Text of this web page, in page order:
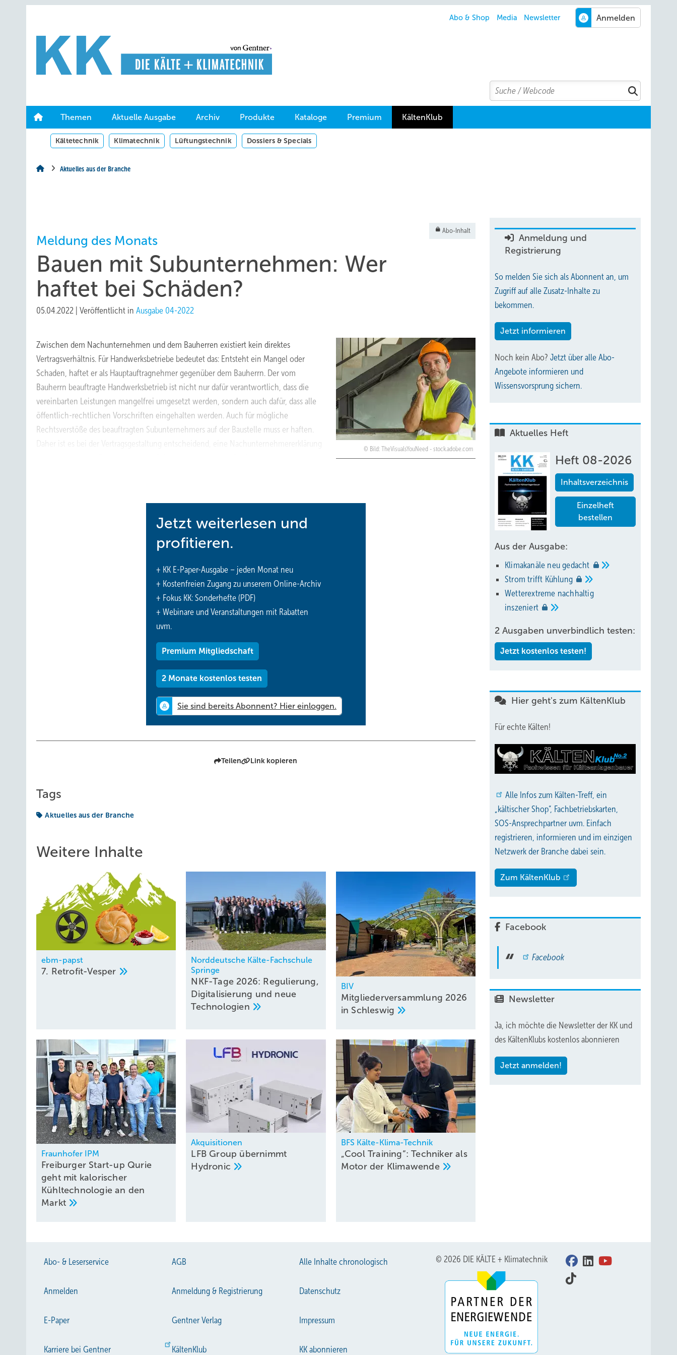
Hauptinhalt
Hauptmenü
Abo & Shop Media Newsletter
Search
Suchen
Themen Aktuelle Ausgabe Archiv Produkte Kataloge Premium KältenKlub
Kältetechnik Klimatechnik Lüftungstechnik Dossiers & Specials
Aktuelles aus der Branche
Abo-Inhalt
Meldung des Monats
Bauen mit Subunternehmen: Wer
haftet bei Schäden?
05.04.2022 Veröffentlicht in Ausgabe 04-2022
Bild: TheVisualsYouNeed - stock.adobe.com
Zwischen dem Nachunternehmen und dem Bauherren existiert kein direktes
Vertragsverhältnis. Für Handwerksbetriebe bedeutet das: Entsteht ein Mangel oder
Schaden, haftet er als Hauptauftragnehmer gegenüber dem Bauherrn. Der vom
Bauherrn beauftragte Handwerksbetrieb ist nicht nur dafür verantwortlich, dass die
vereinbarten Leistungen mangelfrei umgesetzt werden, sondern auch dafür, dass alle
öffentlich-rechtlichen Vorschriften eingehalten werden. Auch für mögliche
Rechtsverstöße des beauftragten Subunternehmers auf der Baustelle muss er haften.
Daher ist es bei der Vertragsgestaltung entscheidend, eine Nachunternehmererklärung
Jetzt weiterlesen und
profitieren.
+ KK E-Paper-Ausgabe – jeden Monat neu
+ Kostenfreien Zugang zu unserem Online-Archiv
+ Fokus KK: Sonderhefte (PDF)
+ Webinare und Veranstaltungen mit Rabatten
uvm.
Premium Mitgliedschaft
2 Monate kostenlos testen
Teilen Link kopieren
Tags
Aktuelles aus der Branche
Weitere Inhalte
ebm-papst
7. Retrofit-Vesper
Norddeutsche Kälte-Fachschule
Springe
NKF-Tage 2026: Regulierung,
Digitalisierung und neue
Technologien
BIV
Mitgliederversammlung 2026
in Schleswig
Fraunhofer IPM
Freiburger Start-up Qurie
geht mit kalorischer
Kühltechnologie an den
Markt
Akquisitionen
LFB Group übernimmt
Hydronic
BFS Kälte-Klima-Technik
„Cool Training“: Techniker als
Motor der Klimawende
Anmeldung und
Registrierung
So melden Sie sich als Abonnent an, um
Zugriff auf alle Zusatz-Inhalte zu
bekommen.
Jetzt informieren
Noch kein Abo? Jetzt über alle Abo-
Angebote informieren und
Wissensvorsprung sichern.
Aktuelles Heft
Heft 08-2026
Inhaltsverzeichnis
Einzelheft
bestellen
Aus der Ausgabe:
Klimakanäle neugedacht
Strom trifft Kühlung
Wetterextreme nachhaltig
inszeniert
2 Ausgaben unverbindlich testen:
Jetzt kostenlos testen!
Hier geht's zum KältenKlub
Für echte Kälten!
Alle Infos zum Kälten-Treff, ein
„kältischer Shop“, Fachbetriebskarten,
SOS-Ansprechpartner uvm. Einfach
registrieren, informieren und im einzigen
Netzwerk der Branche dabei sein.
Zum KältenKlub
Facebook
Facebook
Newsletter
Ja, ich möchte die Newsletter der KK und
des KältenKlubs kostenlos abonnieren
Jetzt anmelden!
Abo- & Leserservice AGB Alle Inhalte chronologisch
Anmelden Anmeldung & Registrierung Datenschutz
E-Paper Gentner Verlag Impressum
Karriere bei Gentner KältenKlub KK abonnieren
© 2026 DIE KÄLTE + Klimatechnik